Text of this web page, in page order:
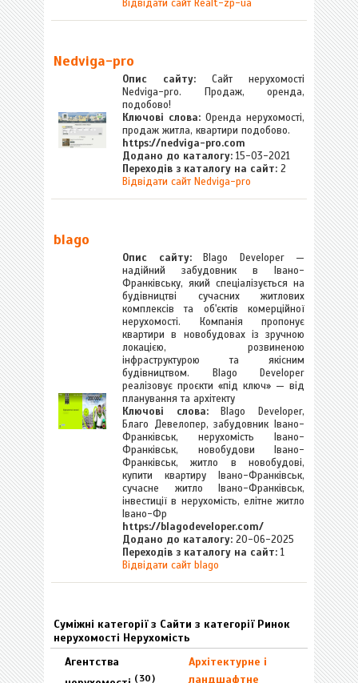
Відвідати сайт Realt-zp-ua
Nedviga-pro
Опис сайту: Сайт нерухомості
Nedviga-pro. Продаж, оренда,
подобово!
Ключові слова: Оренда нерухомості,
продаж житла, квартири подобово.
https://nedviga-pro.com
Додано до каталогу: 15-03-2021
Переходів з каталогу на сайт: 2
Відвідати сайт Nedviga-pro
blago
Опис сайту:
Blago Developer —
надійний забудовник в Івано-
Франківську, який спеціалізується на
будівництві сучасних житлових
комплексів та об'єктів комерційної
нерухомості. Компанія пропонує
квартири в новобудовах із зручною
локацією, розвиненою
інфраструктурою та якісним
будівництвом. Blago Developer
реалізовує проєкти «під ключ» — від
планування та архітекту
Ключові слова:Blago Developer,
Благо Девелопер, забудовник Івано-
Франківськ, нерухомість Івано-
Франківськ, новобудови Івано-
Франківськ, житло в новобудові,
купити квартиру Івано-Франківськ,
сучасне житло Івано-Франківськ,
інвестиції в нерухомість, елітне житло
Івано-Фр
https://blagodeveloper.com/
Додано до каталогу: 20-06-2025
Переходів з каталогу на сайт: 1
Відвідати сайт blago
Суміжні категорії з Сайти з категорії Ринок
нерухомості Нерухомість
Агентства
( 30 )
Архітектурне і
ландшафтне